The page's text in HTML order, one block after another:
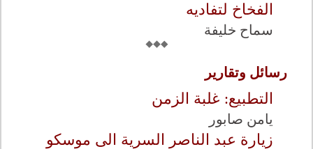
الفخاخ لتفاديه
سماح خليفة
رسائل وتقارير
التطبيع: غلبة الزمن‎
يامن صابور
زيارة عبد الناصر السرية الى موسكو